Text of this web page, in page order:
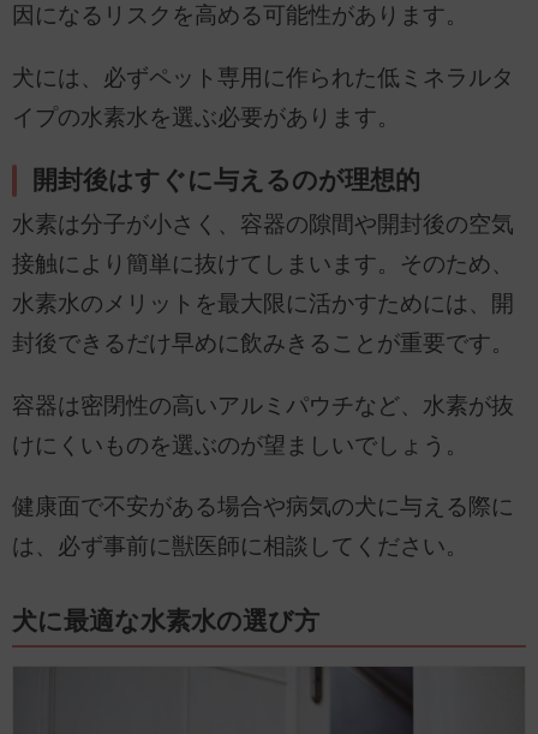
因になるリスクを高める可能性があります。
犬には、必ずペット専用に作られた低ミネラルタ
イプの水素水を選ぶ必要があります。
開封後はすぐに与えるのが理想的
水素は分子が小さく、容器の隙間や開封後の空気
接触により簡単に抜けてしまいます。そのため、
水素水のメリットを最大限に活かすためには、開
封後できるだけ早めに飲みきることが重要です。
容器は密閉性の高いアルミパウチなど、水素が抜
けにくいものを選ぶのが望ましいでしょう。
健康面で不安がある場合や病気の犬に与える際に
は、必ず事前に獣医師に相談してください。
犬に最適な水素水の選び方